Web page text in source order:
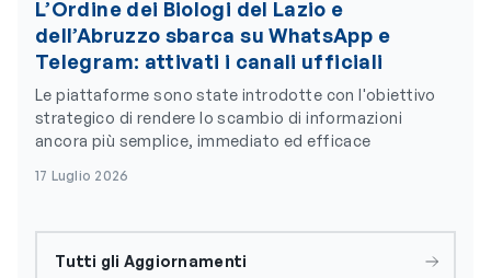
L’Ordine dei Biologi del Lazio e
dell’Abruzzo sbarca su WhatsApp e
Telegram: attivati i canali ufficiali
Le piattaforme sono state introdotte con l'obiettivo
strategico di rendere lo scambio di informazioni
ancora più semplice, immediato ed efficace
17 Luglio 2026
Tutti gli Aggiornamenti